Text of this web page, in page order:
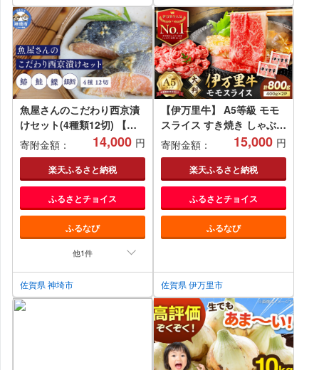
魚屋さんのこだわり西京漬
けセット(4種類12切) 【味
噌漬け 銀ダラ 鮭 カラスカ
レイ サワラ 脂がのった】
(H071120)
寄附金額： 14,000 円
楽天ふるさと納税
ふるさとチョイス
ふるなび
他1件
佐賀県 神埼市
【伊万里牛】 A5等級 モモ
スライス すき焼き しゃぶし
ゃぶ 焼肉用 800g 001-J247
寄附金額： 15,000 円
楽天ふるさと納税
ふるさとチョイス
ふるなび
佐賀県 伊万里市